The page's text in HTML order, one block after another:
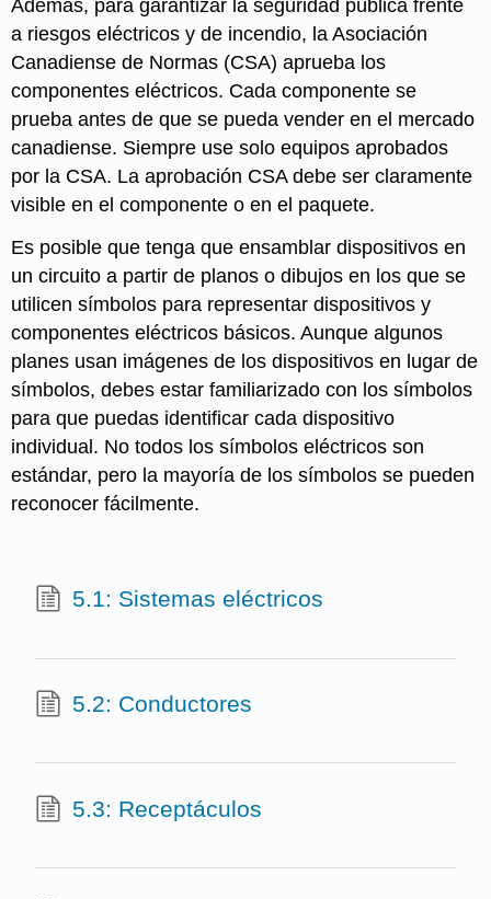
Además, para garantizar la seguridad pública frente
a riesgos eléctricos y de incendio, la Asociación
Canadiense de Normas (CSA) aprueba los
componentes eléctricos. Cada componente se
prueba antes de que se pueda vender en el mercado
canadiense. Siempre use solo equipos aprobados
por la CSA. La aprobación CSA debe ser claramente
visible en el componente o en el paquete.
Es posible que tenga que ensamblar dispositivos en
un circuito a partir de planos o dibujos en los que se
utilicen símbolos para representar dispositivos y
componentes eléctricos básicos. Aunque algunos
planes usan imágenes de los dispositivos en lugar de
símbolos, debes estar familiarizado con los símbolos
para que puedas identificar cada dispositivo
individual. No todos los símbolos eléctricos son
estándar, pero la mayoría de los símbolos se pueden
reconocer fácilmente.
5.1: Sistemas eléctricos
5.2: Conductores
5.3: Receptáculos